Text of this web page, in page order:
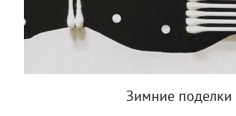
Зимние поделки